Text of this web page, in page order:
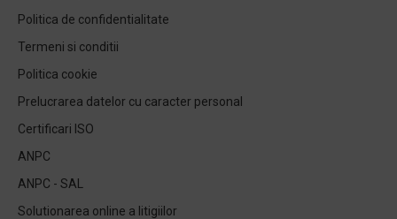
Politica de confidentialitate
Termeni si conditii
Politica cookie
Prelucrarea datelor cu caracter personal
Certificari ISO
ANPC
ANPC - SAL
Solutionarea online a litigiilor